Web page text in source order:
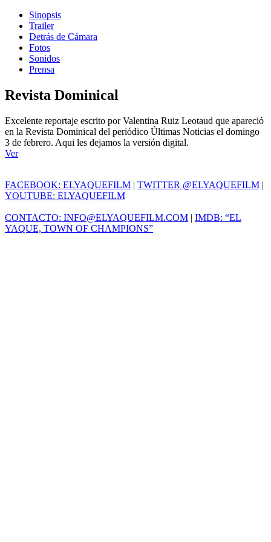
Sinopsis
Trailer
Detrás de Cámara
Fotos
Sonidos
Prensa
Revista Dominical
Excelente reportaje escrito por Valentina Ruiz Leotaud que apareció
en la Revista Dominical del periódico Últimas Noticias el domingo
3 de febrero. Aqui les dejamos la versión digital.
Ver
FACEBOOK: ELYAQUEFILM | TWITTER @ELYAQUEFILM |
YOUTUBE: ELYAQUEFILM
CONTACTO: INFO@ELYAQUEFILM.COM | IMDB: “EL
YAQUE, TOWN OF CHAMPIONS”